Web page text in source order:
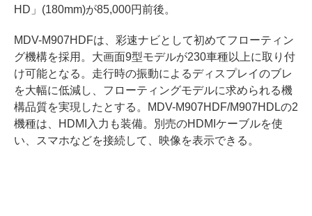
HD」(180mm)が85,000円前後。
MDV-M907HDFは、彩速ナビとして初めてフローティン
グ機構を採用。大画面9型モデルが230車種以上に取り付
け可能となる。走行時の振動によるディスプレイのブレ
を大幅に低減し、フローティングモデルに求められる機
構品質を実現したとする。MDV-M907HDF/M907HDLの2
機種は、HDMI入力も装備。別売のHDMIケーブルを使
い、スマホなどを接続して、映像を表示できる。